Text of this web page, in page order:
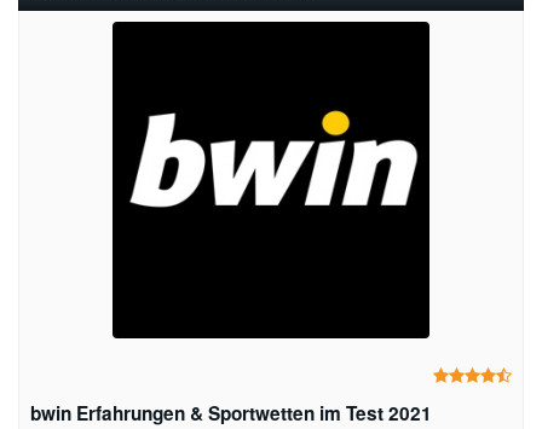
bwin Erfahrungen & Sportwetten im Test 2021